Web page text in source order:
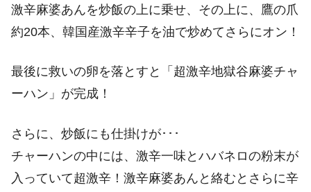
激辛麻婆あんを炒飯の上に乗せ、その上に、鷹の爪
約20本、韓国産激辛辛子を油で炒めてさらにオン！
最後に救いの卵を落とすと「超激辛地獄谷麻婆チャ
ーハン」が完成！
さらに、炒飯にも仕掛けが･･･
チャーハンの中には、激辛一味とハバネロの粉末が
入っていて超激辛！激辛麻婆あんと絡むとさらに辛